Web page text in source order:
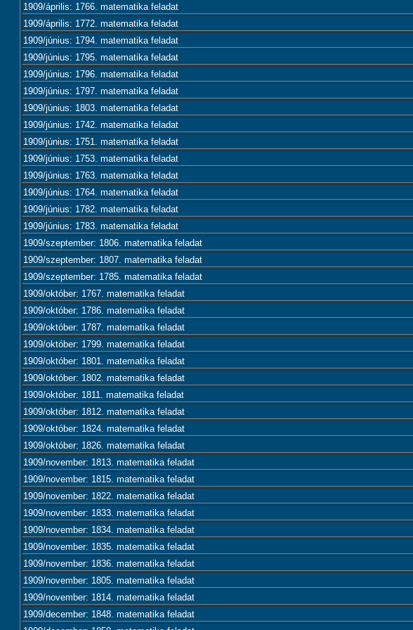
1909/április: 1766. matematika feladat
1909/április: 1772. matematika feladat
1909/június: 1794. matematika feladat
1909/június: 1795. matematika feladat
1909/június: 1796. matematika feladat
1909/június: 1797. matematika feladat
1909/június: 1803. matematika feladat
1909/június: 1742. matematika feladat
1909/június: 1751. matematika feladat
1909/június: 1753. matematika feladat
1909/június: 1763. matematika feladat
1909/június: 1764. matematika feladat
1909/június: 1782. matematika feladat
1909/június: 1783. matematika feladat
1909/szeptember: 1806. matematika feladat
1909/szeptember: 1807. matematika feladat
1909/szeptember: 1785. matematika feladat
1909/október: 1767. matematika feladat
1909/október: 1786. matematika feladat
1909/október: 1787. matematika feladat
1909/október: 1799. matematika feladat
1909/október: 1801. matematika feladat
1909/október: 1802. matematika feladat
1909/október: 1811. matematika feladat
1909/október: 1812. matematika feladat
1909/október: 1824. matematika feladat
1909/október: 1826. matematika feladat
1909/november: 1813. matematika feladat
1909/november: 1815. matematika feladat
1909/november: 1822. matematika feladat
1909/november: 1833. matematika feladat
1909/november: 1834. matematika feladat
1909/november: 1835. matematika feladat
1909/november: 1836. matematika feladat
1909/november: 1805. matematika feladat
1909/november: 1814. matematika feladat
1909/december: 1848. matematika feladat